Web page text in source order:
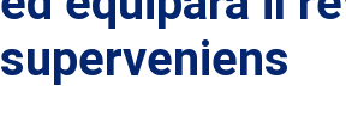
superveniens